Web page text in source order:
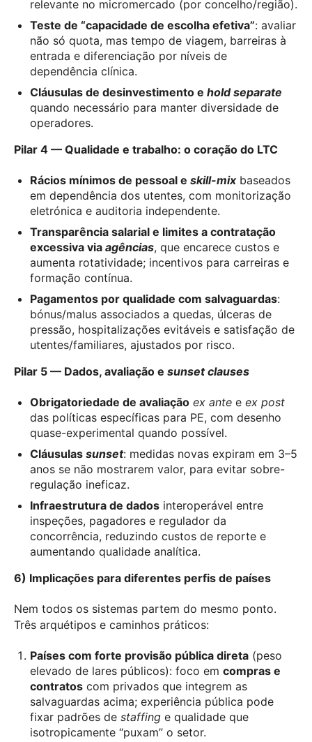
relevante no micromercado (por concelho/região).
Teste de “capacidade de escolha efetiva”: avaliar
não só quota, mas tempo de viagem, barreiras à
entrada e diferenciação por níveis de
dependência clínica.
Cláusulas de desinvestimento ehold separate
quando necessário para manter diversidade de
operadores.
Pilar 4 — Qualidade e trabalho: o coração do LTC
Rácios mínimos de pessoal eskill-mixbaseados
em dependência dos utentes, com monitorização
eletrónica e auditoria independente.
Transparência salarial e limites a contratação
excessiva viaagências, que encarece custos e
aumenta rotatividade; incentivos para carreiras e
formação contínua.
Pagamentos por qualidade com salvaguardas:
bónus/malus associados a quedas, úlceras de
pressão, hospitalizações evitáveis e satisfação de
utentes/familiares, ajustados por risco.
Pilar 5 — Dados, avaliação e sunset clauses
Obrigatoriedade de avaliação ex ante eex post
das políticas específicas para PE, com desenho
quase-experimental quando possível.
Cláusulassunset: medidas novas expiram em 3–5
anos se não mostrarem valor, para evitar sobre-
regulação ineficaz.
Infraestrutura de dados interoperável entre
inspeções, pagadores e regulador da
concorrência, reduzindo custos de reporte e
aumentando qualidade analítica.
6) Implicações para diferentes perfis de países
Nem todos os sistemas partem do mesmo ponto.
Três arquétipos e caminhos práticos:
Países com forte provisão pública direta (peso
elevado de lares públicos): foco emcompras e
contratos com privados que integrem as
salvaguardas acima; experiência pública pode
fixar padrões destaffing e qualidade que
isotropicamente “puxam” o setor.